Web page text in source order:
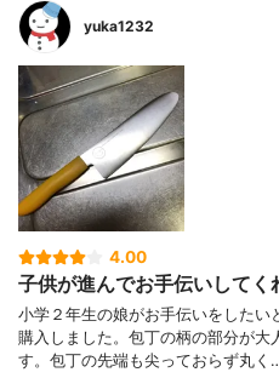
セット内容
付属品
サイズ
yuka1232
4.00
子供が進んでお手伝いしてく
小学２年生の娘がお手伝いをしたい
購入しました。包丁の柄の部分が
す。包丁の先端も尖っておらず丸く